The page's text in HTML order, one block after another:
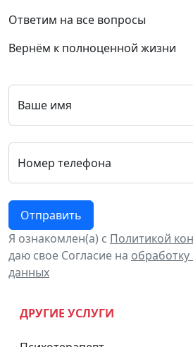
ДРУГИЕ УСЛУГИ
Ответим на все вопросы
Вернём к полноценной жизни
Ваше имя
Номер телефона
Отправить
Я ознакомлен(а) с Политикой
даю свое Согласие на
данных